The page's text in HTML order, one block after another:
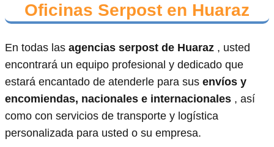
Oficinas Serpost en Huaraz
En todas las agencias serpost de Huaraz , usted
encontrará un equipo profesional y dedicado que
estará encantado de atenderle para sus envíos y
encomiendas, nacionales e internacionales , así
como con servicios de transporte y logística
personalizada para usted o su empresa.